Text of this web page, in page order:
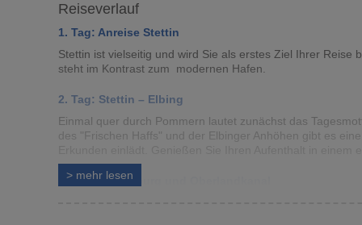
Reiseverlauf
1. Tag: Anreise Stettin
Stettin ist vielseitig und wird Sie als erstes Ziel Ihrer
steht im Kontrast zum modernen Hafen.
2. Tag: Stettin – Elbing
Einmal quer durch Pommern lautet zunächst das
des "Frischen Haffs" und der Elbinger Anhöhen gibt es
3. Tag: Marienburg und Oberlandkanal
> mehr lesen